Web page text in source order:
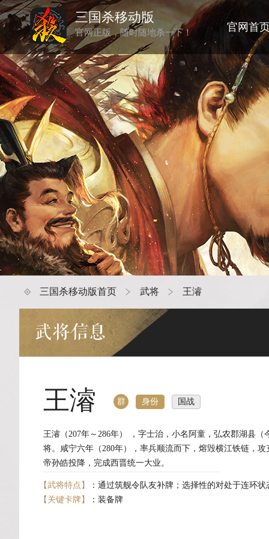
三国杀移动版
官网正版，随时随地杀一下！ 官网首
三国杀移动版首页 武将 王濬
武将信息
王濬 群 身份 国战
王濬（207年～286年） ，字士治，小名阿童，弘农郡湖县（今河南省灵宝市阌乡）人。西晋时期名
将。咸宁六年（280年），率兵顺流而下，熔毁横江铁链，
帝孙皓投降，完成西晋统一大业。
【武将特点】
：通过筑舰令队友补牌；选择性的对处于连环
【关键卡牌】
：装备牌